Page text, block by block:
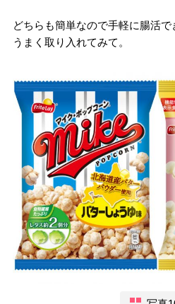
どちらも簡単なので手軽に腸活
うまく取り入れてみて。